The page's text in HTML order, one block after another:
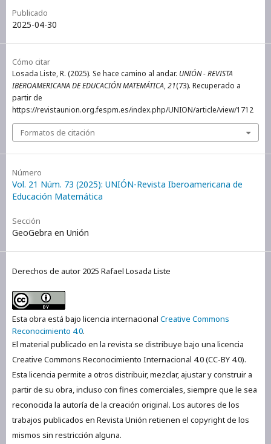
Publicado
2025-04-30
Cómo citar
Losada Liste, R. (2025). Se hace camino al andar. UNIÓN - REVISTA
IBEROAMERICANA DE EDUCACIÓN MATEMÁTICA,21(73). Recuperado a
partir de
https://revistaunion.org.fespm.es/index.php/UNION/article/view/1712
Formatos de citación
Número
Vol. 21 Núm. 73 (2025): UNIÓN-Revista Iberoamericana de
Educación Matemática
Sección
GeoGebra en Unión
Derechos de autor 2025 Rafael Losada Liste
Esta obra está bajo licencia internacional Creative Commons
Reconocimiento 4.0.
El material publicado en la revista se distribuye bajo una licencia
Creative Commons Reconocimiento Internacional 4.0 (CC-BY 4.0).
Esta licencia permite a otros distribuir, mezclar, ajustar y construir a
partir de su obra, incluso con fines comerciales, siempre que le sea
reconocida la autoría de la creación original. Los autores de los
trabajos publicados en Revista Unión retienen el copyright de los
mismos sin restricción alguna.